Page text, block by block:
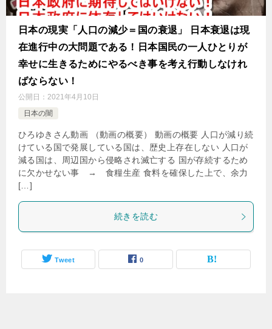
日本の現実「人口の減少＝国の衰退」 日本衰退は現
在進行中の大問題である！日本国民の一人ひとりが
幸せに生きるためにやるべき事を考え行動しなけれ
ばならない！
公開日： 2021年4月10日
日本の闇
ひろゆきさん動画 （動画の概要） 動画の概要 人口が減り続
けている国で発展している国は、歴史上存在しない 人口が
減る国は、周辺国から侵略され滅亡する 国が存続するため
に欠かせない事 → 食糧生産 食料を確保した上で、余力
[…]
続きを読む
Tweet 0